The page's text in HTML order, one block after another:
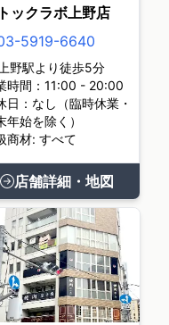
ックラボ上野店
5919-6640
野駅より徒歩5分
時間：11:00 - 20:00
日：なし（臨時休業・
年始を除く）
商材: すべて
店舗詳細・地図